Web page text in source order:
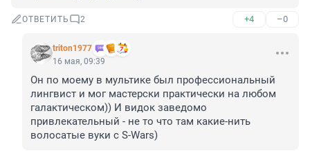
ОТВЕТИТЬ 2 +4 –0
triton1977
16 мая, 09:39
Он по моему в мультике был профессиональный
лингвист и мог мастерски практически на любом
галактическом)) И видок заведомо
привлекательный - не то что там какие-нить
волосатые вуки с S-Wars)